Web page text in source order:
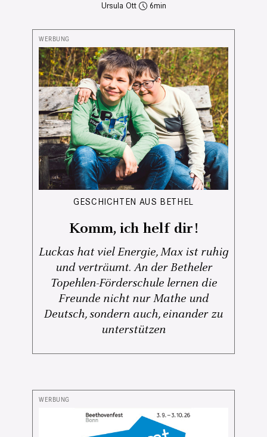
Ursula Ott 6
GESCHICHTEN AUS BETHEL
Komm, ich helf dir!
Luckas hat viel Energie, Max ist ruhig
und verträumt. An der Betheler
Topehlen-Förderschule lernen die
Freunde nicht nur Mathe und
Deutsch, sondern auch, einander zu
unterstützen